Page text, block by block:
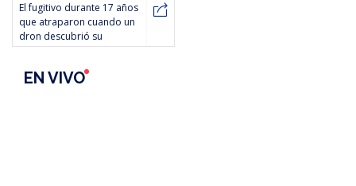
El fugitivo durante 17 años
que atraparon cuando un
dron descubrió su
escondite en una cueva
EN VIVO